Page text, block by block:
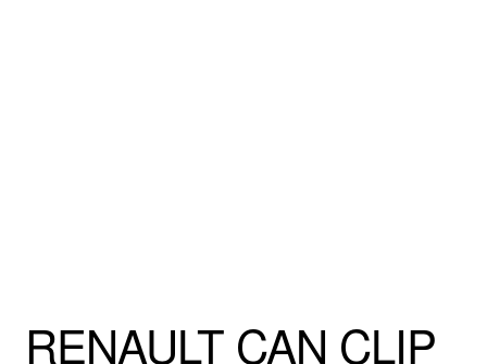
RENAULT CAN CLIP